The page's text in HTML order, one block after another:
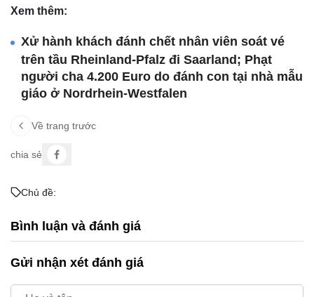
Xem thêm:
Xử hành khách đánh chết nhân viên soát vé
trên tầu Rheinland-Pfalz đi Saarland; Phạt
người cha 4.200 Euro do đánh con tại nhà mẫu
giáo ở Nordrhein-Westfalen
Về trang trước
chia sẻ
Chủ đề:
Bình luận và đánh giá
Gửi nhận xét đánh giá